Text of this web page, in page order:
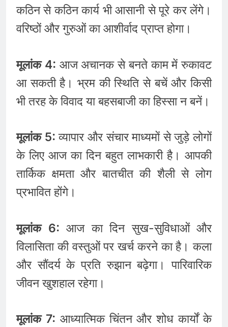
कठिन से कठिन कार्य भी आसानी से पूरे कर लेंगे।
वरिष्ठों और गुरुओं का आशीर्वाद प्राप्त होगा।
मूलांक 4: आज अचानक से बनते काम में रुकावट
आ सकती है। भ्रम की स्थिति से बचें और किसी
भी तरह के विवाद या बहसबाजी का हिस्सा न बनें।
मूलांक 5: व्यापार और संचार माध्यमों से जुड़े लोगों
के लिए आज का दिन बहुत लाभकारी है। आपकी
तार्किक क्षमता और बातचीत की शैली से लोग
प्रभावित होंगे।
मूलांक 6: आज का दिन सुख-सुविधाओं और
विलासिता की वस्तुओं पर खर्च करने का है। कला
और सौंदर्य के प्रति रुझान बढ़ेगा। पारिवारिक
जीवन खुशहाल रहेगा।
मूलांक 7: आध्यात्मिक चिंतन और शोध कार्यों के